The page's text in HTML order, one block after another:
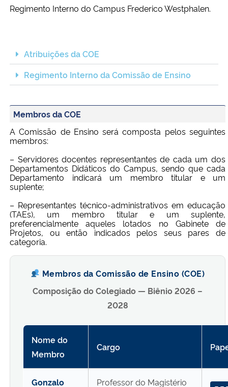
Ministério da Ciência, Tecnologia, Inovações e Comunicações
Ministério do Turismo
Ministério do Desenvolvimento Regional
Controladoria-Geral da União
Ministério da Mulher, da Família e dos Direitos Humanos
Secretaria-Geral
Gabinete de Segurança Institucional
Banco Central do Brasil
Regimento Interno do Campus Frederico Westphalen.
Atribuições da COE
Regimento Interno da Comissão de Ensino
Membros da COE
A Comissão de Ensino será composta pelos seguintes
membros:
– Servidores docentes representantes de cada um dos
Departamentos Didáticos do Campus, sendo que cada
Departamento indicará um membro titular e um
suplente;
– Representantes técnico-administrativos em educação
(TAEs), um membro titular e um suplente,
preferencialmente aqueles lotados no Gabinete de
Projetos, ou então indicados pelos seus pares de
categoria.
Membros da Comissão de Ensino (COE)
Composição do Colegiado — Biênio 2026 –
2028
Nome do
Membro
Cargo
Gonzalo
Professor do Magistério